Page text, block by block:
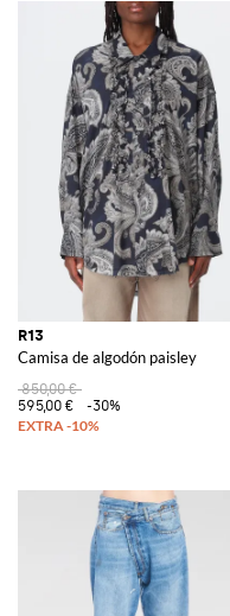
R13
Camisa de algodón paisley
850,00 €
595,00 €
-30%